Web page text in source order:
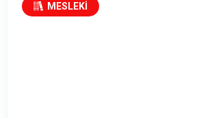
MESLEKİ